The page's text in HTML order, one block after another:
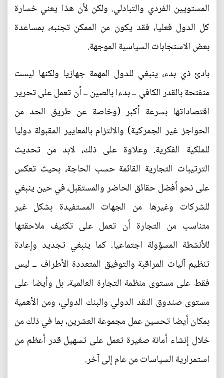
المستويين الفردي والتبادلي. ولكن لأن هذا يعني خسارة
كل الدول فعليا، فقد يكون من الممكن تجنبه، بمساعدة
بعض الاستجابات السياسية الموجهة.
بادئ ذي بدء، ينبغي للدول المهمة جهازيا ولكنها ليست
منفتحة بالقدر الكافي ــ بدءا بالصين ــ أن تعمل على تحرير
اقتصاداتها بسرعة أكبر (وخاصة عن طريق الحد من
الحواجز غير الجمركية) والالتزام بالمعايير المقبولة دوليا
للملكية الفكرية. وعلاوة على ذلك، لابد من تحديث
الترتيبات التجارية القائمة حسب الحاجة، بحيث تعكس
على نحو أفضل حقائق الحاضر والمستقبل، في حين ينبغي
للشركات وغيرها من الجهات المستفيدة بشكل غير
متناسب من التجارة أن تعمل على تكثيف ملاحقتها
للأنشطة المسؤولة اجتماعيا. كما ينبغي تجديد وإعادة
تنظيم آليات المراقبة والتوفيق المتعددة الأطراف ــ ليس
فقط على مستوى منظمة التجارة العالمية، بل وأيضا على
مستوى صندوق النقد الدولي والبنك الدولي، ومن الأهمية
بمكان أيضا تحسين عمل مجموعة العشرين، بما في ذلك من
خلال إنشاء أمانة صغيرة تعمل على تسهيل قدر أعظم من
استمرارية السياسات من عام إلى آخر.